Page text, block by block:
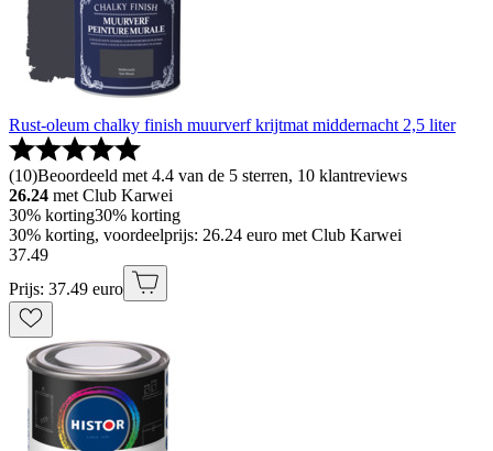
Rust-oleum chalky finish muurverf krijtmat middernacht 2,5 liter
(10)Beoordeeld met 4.4 van de 5 sterren, 10 klantreviews
26.24 met Club Karwei
30% korting30% korting
30% korting, voordeelprijs: 26.24 euro met Club Karwei
37.49
Prijs: 37.49 euro